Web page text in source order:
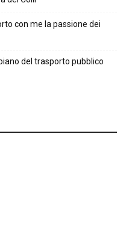
con me la passione dei
del trasporto pubblico